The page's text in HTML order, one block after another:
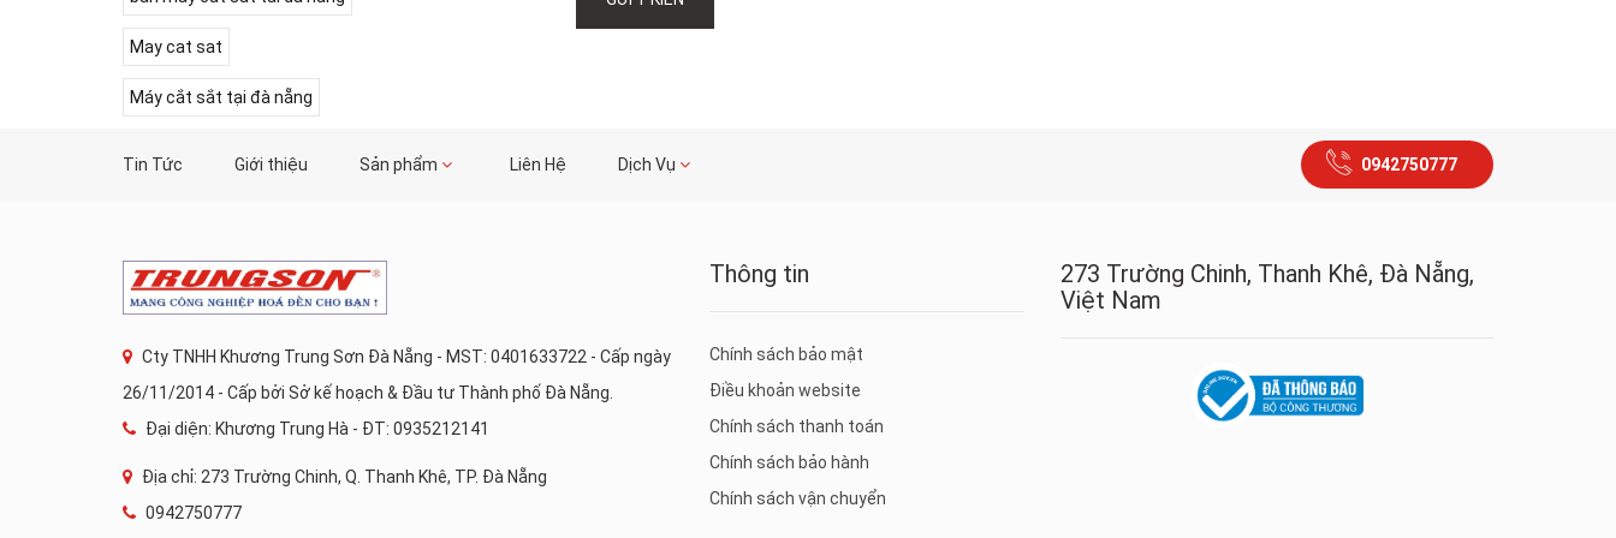
May cat sat
Máy cắt sắt tại đà nẵng
Tin Tức Giới thiệu Sản phẩm Liên Hệ Dịch Vụ 0942750777
Cty TNHH Khương Trung Sơn Đà Nẵng - MST: 0401633722 - Cấp ngày
26/11/2014 - Cấp bởi Sở kế hoạch & Đầu tư Thành phố Đà Nẵng.
Đại diện: Khương Trung Hà - ĐT: 0935212141
Địa chỉ: 273 Trường Chinh, Q. Thanh Khê, TP. Đà Nẵng
0942750777
Thông tin
Chính sách bảo mật
Điều khoản website
Chính sách thanh toán
Chính sách bảo hành
Chính sách vận chuyển
273 Trường Chinh, Thanh Khê, Đà Nẵng,
Việt Nam